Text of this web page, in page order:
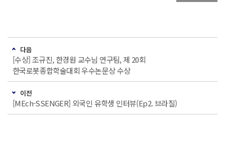
다음
[수상] 조규진, 한경원 교수님 연구팀, 제 20회
한국로봇종합학술대회 우수논문상 수상
이전
[MEch-SSENGER] 외국인 유학생 인터뷰(Ep2. 브라질)